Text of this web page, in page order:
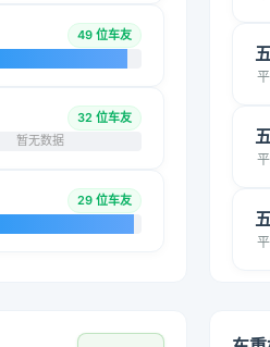
49 位车友
32 位车友
暂无数据
29 位车友